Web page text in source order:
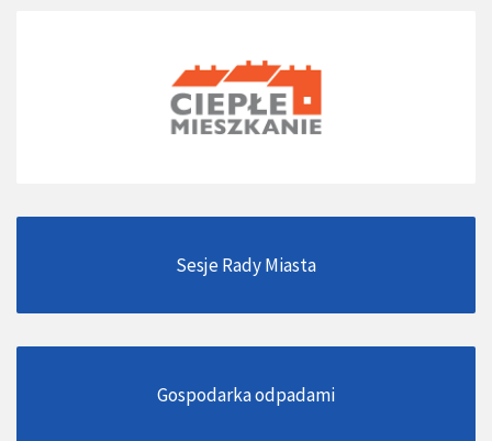
Sesje Rady Miasta
Gospodarka odpadami